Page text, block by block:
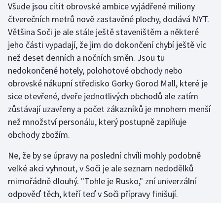
Plavání
Plážový volejbal
Ragby
Rychlobruslení
Rychlostní kanoistika
Short track
Sportovní střelba
Stolní tenis
Triatlon
Všude jsou cítit obrovské ambice vyjádřené miliony
čtverečních metrů nově zastavěné plochy, dodává NYT.
Většina Soči je ale stále ještě staveništěm a některé
jeho části vypadají, že jim do dokončení chybí ještě víc
než deset denních a nočních směn. Jsou tu
nedokončené hotely, polohotové obchody nebo
obrovské nákupní středisko Gorky Gorod Mall, které je
sice otevřené, dveře jednotlivých obchodů ale zatím
zůstávají uzavřeny a počet zákazníků je mnohem menší
než množství personálu, který postupně zaplňuje
obchody zbožím.
Ne, že by se úpravy na poslední chvíli mohly podobně
velké akci vyhnout, v Soči je ale seznam nedodělků
mimořádně dlouhý. "Tohle je Rusko," zní univerzální
odpověď těch, kteří teď v Soči přípravy finišují.